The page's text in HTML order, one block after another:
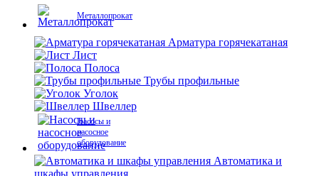
Металлопрокат
Арматура горячекатаная
Лист
Полоса
Трубы профильные
Уголок
Швеллер
Насосы и
насосное
оборудование
Автоматика и
шкафы управления